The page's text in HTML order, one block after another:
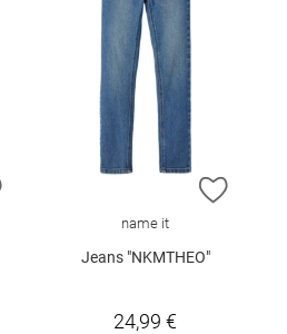
ZUR WUNSCHLISTE HINZUFÜGEN
ZUR
name it
Jeans "NKMTHEO"
24,99 €